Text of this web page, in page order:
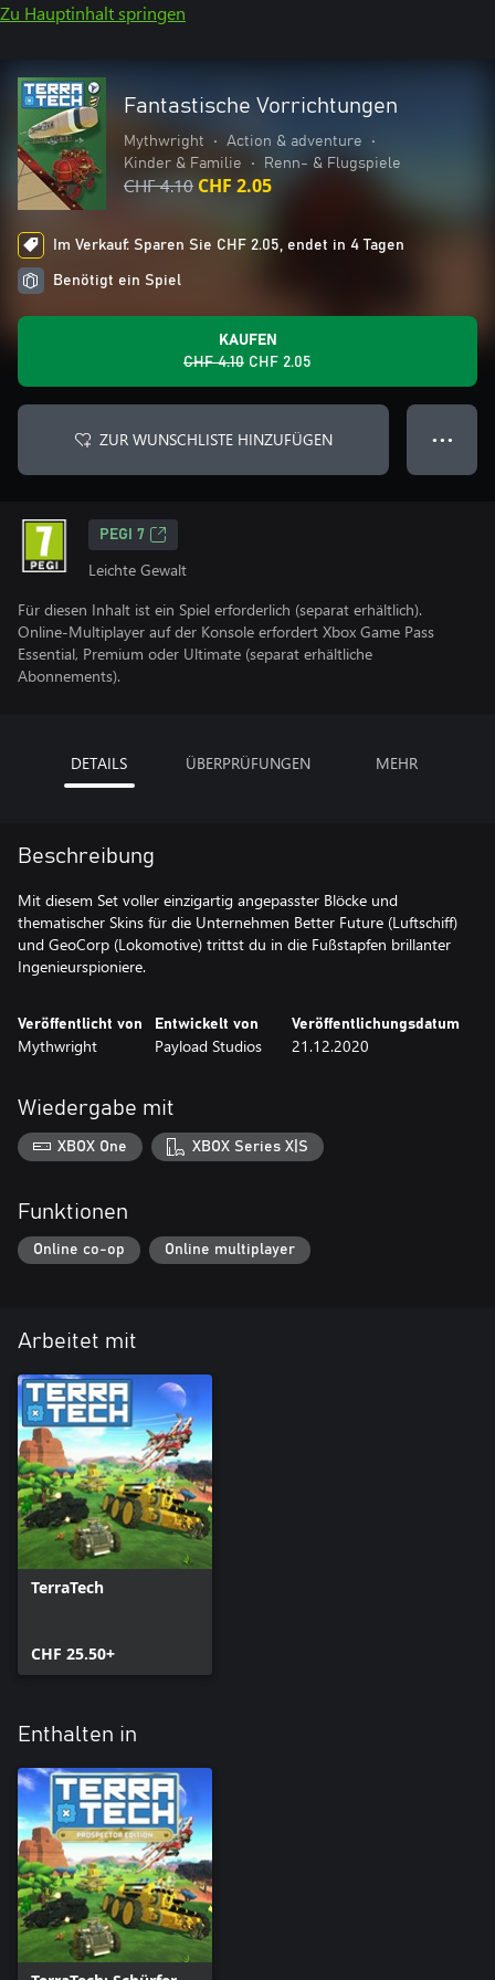
Zu Hauptinhalt springen
Fantastische Vorrichtungen
Mythwright • Action & adventure
•
Kinder & Familie
• Renn- & Flugspiele
CHF 4.10 CHF 2.05
Im Verkauf: Sparen Sie CHF 2.05, endet in 4 Tagen
Benötigt ein Spiel
KAUFEN
CHF 4.10 CHF 2.05
ZUR WUNSCHLISTE HINZUFÜGEN ● ● ●
PEGI 7
Leichte Gewalt
Für diesen Inhalt ist ein Spiel erforderlich (separat erhältlich).
Online-Multiplayer auf der Konsole erfordert Xbox Game Pass
Essential, Premium oder Ultimate (separat erhältliche
Abonnements).
DETAILS ÜBERPRÜFUNGEN MEHR
Beschreibung
Mit diesem Set voller einzigartig angepasster Blöcke und
thematischer Skins für die Unternehmen Better Future (Luftschiff)
und GeoCorp (Lokomotive) trittst du in die Fußstapfen brillanter
Ingenieurspioniere.
Veröffentlicht von
Mythwright
Entwickelt von
Payload Studios
Veröffentlichungsdatum
21.12.2020
Wiedergabe mit
XBOX One XBOX Series X|S
Funktionen
Online co-op Online multiplayer
Arbeitet mit
TerraTech
CHF 25.50+
Enthalten in